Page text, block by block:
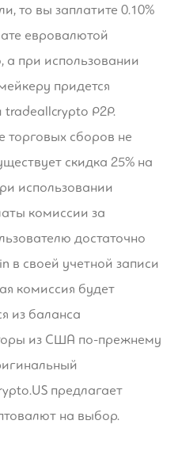
то вы заплатите 0.10%
евровалютой
а при использовании
придется
tradeallcrypto P2P.
торговых сборов не
скидка 25% на
использовании
комиссии за
достаточно
в своей учетной записи
комиссия будет
из баланса
из США по-прежнему
предлагает
на выбор.